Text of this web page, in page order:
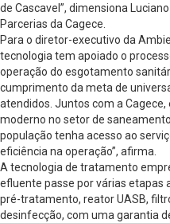
de Cascavel”, dimensiona
Parcerias da Cagece.
Para o diretor-executivo da
tecnologia tem apoiado o
operação do esgotamento
cumprimento da meta de
atendidos. Juntos com a
moderno no setor de
população tenha acesso ao
eficiência na operação”, afirma.
A tecnologia de tratamento
efluente passe por várias etapas
pré-tratamento, reator UASB,
desinfecção, com uma garantia